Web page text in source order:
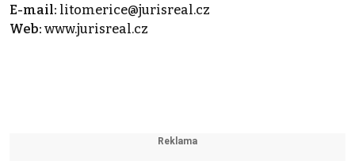
E-mail: litomerice@jurisreal.cz
Web: www.jurisreal.cz